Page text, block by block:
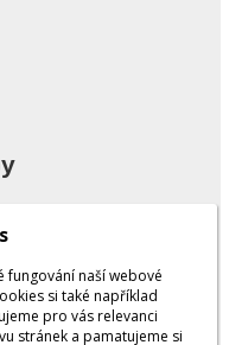
fungování naší webové
si také například
pro vás relevanci
stránek a pamatujeme si